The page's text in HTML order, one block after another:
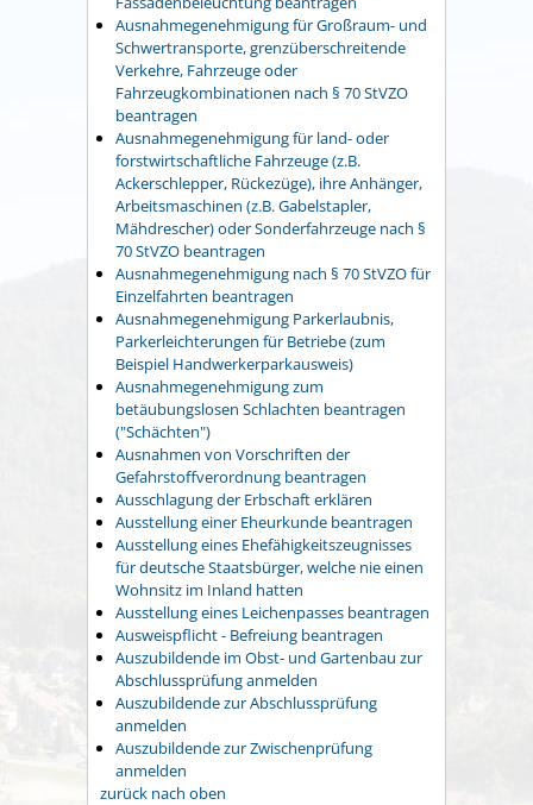
Ausnahmegenehmigung für Großraum- und
Schwertransporte, grenzüberschreitende
Verkehre, Fahrzeuge oder
Fahrzeugkombinationen nach § 70 StVZO
beantragen
Ausnahmegenehmigung für land- oder
forstwirtschaftliche Fahrzeuge (z.B.
Ackerschlepper, Rückezüge), ihre Anhänger,
Arbeitsmaschinen (z.B. Gabelstapler,
Mähdrescher) oder Sonderfahrzeuge nach §
70 StVZO beantragen
Ausnahmegenehmigung nach § 70 StVZO für
Einzelfahrten beantragen
Ausnahmegenehmigung Parkerlaubnis,
Parkerleichterungen für Betriebe (zum
Beispiel Handwerkerparkausweis)
Ausnahmegenehmigung zum
betäubungslosen Schlachten beantragen
("Schächten")
Ausnahmen von Vorschriften der
Gefahrstoffverordnung beantragen
Ausschlagung der Erbschaft erklären
Ausstellung einer Eheurkunde beantragen
Ausstellung eines Ehefähigkeitszeugnisses
für deutsche Staatsbürger, welche nie einen
Wohnsitz im Inland hatten
Ausstellung eines Leichenpasses beantragen
Ausweispflicht - Befreiung beantragen
Auszubildende im Obst- und Gartenbau zur
Abschlussprüfung anmelden
Auszubildende zur Abschlussprüfung
anmelden
Auszubildende zur Zwischenprüfung
anmelden
zurück nach oben